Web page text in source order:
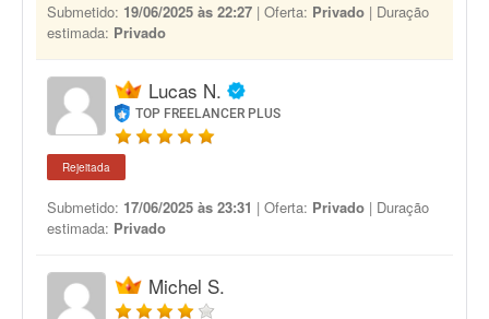
Submetido: 19/06/2025 às 22:27 | Oferta: Privado | Duração
estimada: Privado
Lucas N.
TOP FREELANCER PLUS
Rejeitada
Submetido: 17/06/2025 às 23:31 | Oferta: Privado | Duração
estimada: Privado
Michel S.